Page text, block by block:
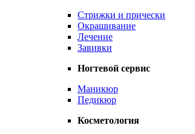
Стрижки и прически
Окрашивание
Лечение
Завивки
Ногтевой сервис
Маникюр
Педикюр
Косметология